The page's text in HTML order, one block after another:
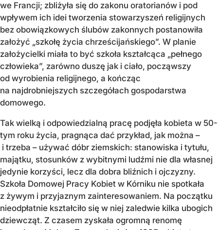
we Francji; zbliżyła się do zakonu oratorianów i pod
wpływem ich idei tworzenia stowarzyszeń religijnych
bez obowiązkowych ślubów zakonnych postanowiła
założyć „szkołę życia chrześcijańskiego”. W planie
założycielki miała to być szkoła kształcąca „pełnego
człowieka”, zarówno duszę jak i ciało, począwszy
od wyrobienia religijnego, a kończąc
na najdrobniejszych szczegółach gospodarstwa
domowego.
Tak wielką i odpowiedzialną pracę podjęła kobieta w 50-
tym roku życia, pragnąca dać przykład, jak można –
i trzeba – używać dóbr ziemskich: stanowiska i tytułu,
majątku, stosunków z wybitnymi ludźmi nie dla własnej
jedynie korzyści, lecz dla dobra bliźnich i ojczyzny.
Szkoła Domowej Pracy Kobiet w Kórniku nie spotkała
z żywym i przyjaznym zainteresowaniem. Na początku
nieodpłatnie kształciło się w niej zaledwie kilka ubogich
dziewcząt. Z czasem zyskała ogromną renomę